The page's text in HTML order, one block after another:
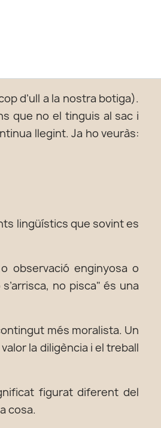
d’ull a la nostra botiga).
que no el tinguis al sac i
llegint. Ja ho veuràs:
lingüístics que sovint es
observació enginyosa o
no pisca" és una
més moralista. Un
la diligència i el treball
figurat diferent del
cosa.